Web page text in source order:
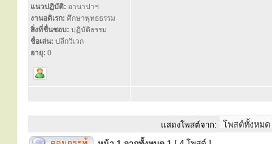
แนวปฏิบัติ: อานาปาฯ
งานอดิเรก: ศึกษาพุทธธรรม
สิ่งที่ชื่นชอบ: ปฏิบัติธรรม
ชื่อเล่น: ปลีกวิเวก
อายุ: 0
แสดงโพสต์จาก: